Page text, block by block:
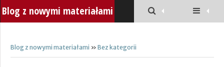
Blog z nowymi materiałami
Blog z nowymi materiałami » Bez kategorii